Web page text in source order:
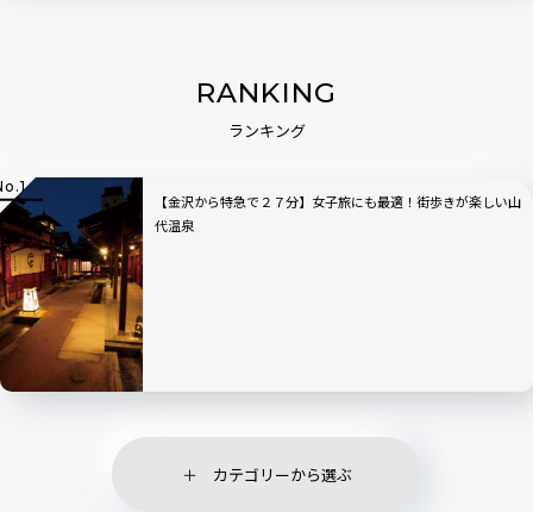
RANKING
ランキング
【金沢から特急で２７分】女子旅にも最適！街歩きが楽しい山
代温泉
カテゴリーから選ぶ